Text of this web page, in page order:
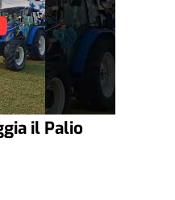
il Palio